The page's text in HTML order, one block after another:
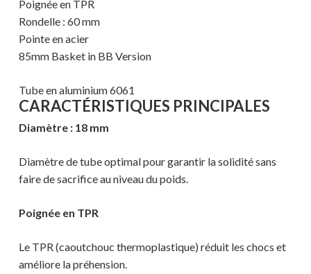
Poignée en TPR
Rondelle : 60 mm
Pointe en acier
85mm Basket in BB Version
Tube en aluminium 6061
CARACTÉRISTIQUES PRINCIPALES
Diamètre : 18 mm
Diamètre de tube optimal pour garantir la solidité sans
faire de sacrifice au niveau du poids.
Poignée en TPR
Le TPR (caoutchouc thermoplastique) réduit les chocs et
améliore la préhension.